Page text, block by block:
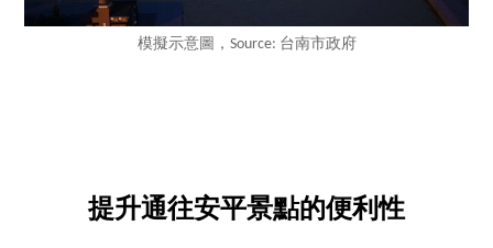
模擬示意圖，Source: 台南市政府
提升通往安平景點的便利性